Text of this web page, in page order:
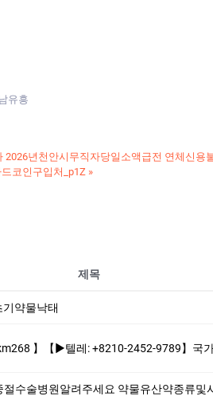
유흥
년천안시무직자당일소액급전 연체신용
코인구입처_p1Z »
제목
약물낙­태
가기술자격증대리시험 텝스대리시험 토익대리시험 ✅본 업체는 1:1채팅으로만 상
수술병원알려주세요 약물유산약종류및